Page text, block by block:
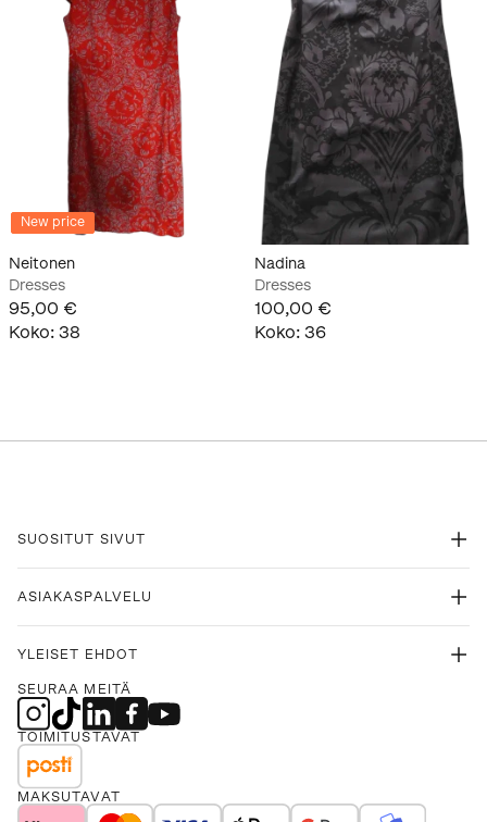
New price
Neitonen
Dresses
95,00 €
Koko: 38
Nadina
Dresses
100,00 €
Koko: 36
SUOSITUT SIVUT
ASIAKASPALVELU
YLEISET EHDOT
SEURAA MEITÄ
TOIMITUSTAVAT
MAKSUTAVAT